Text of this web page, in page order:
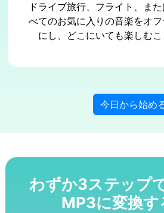
ドライブ旅行、フライト、ま
べてのお気に入りの音楽をオ
にし、どこにいても楽しむこ
今日から始め
わずか3ステップ
MP3に変換す